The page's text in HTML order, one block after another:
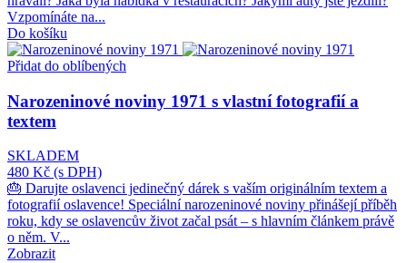
Vzpomínáte na...
Do košíku
Přidat do oblíbených
Narozeninové noviny 1971 s vlastní fotografií a
textem
SKLADEM
480 Kč (s DPH)
🎂 Darujte oslavenci jedinečný dárek s vaším originálním textem a
fotografií oslavence! Speciální narozeninové noviny přinášejí příběh
roku, kdy se oslavencův život začal psát – s hlavním článkem právě
o něm. V...
Zobrazit